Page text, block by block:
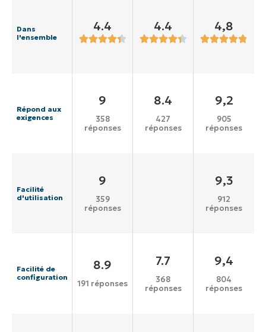
Dans
l'ensemble
4.4 4.4 4,8
Répond aux
exigences
9
358
réponses
8.4
427
réponses
9,2
905
réponses
Facilité
d'utilisation
9
359
réponses
9,3
912
réponses
Facilité de
configuration
8.9
191 réponses
7.7
368
réponses
9,4
804
réponses